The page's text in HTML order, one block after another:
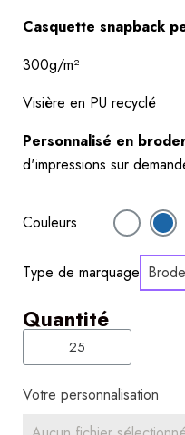
Casquette snapback
300g/m²
Visière en PU recyclé
Personnalisé en
d'impressions sur
Couleurs
Type de marquage
Quantité
Votre personnalisation